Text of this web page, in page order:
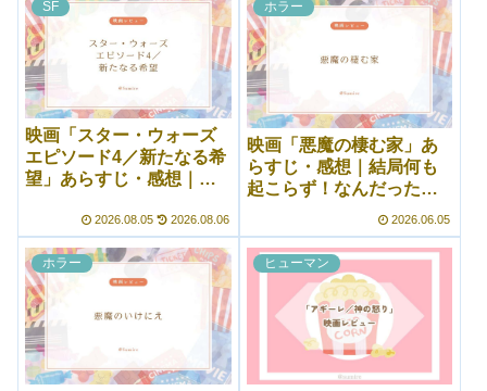
SF
映画「スター・ウォーズ
エピソード4／新たなる希
望」あらすじ・感想｜今
2026.08.05 2026.08.06
ホラー
映画「悪魔の棲む家」あ
らすじ・感想｜結局何も
起こらず！なんだったん
だ？で終わるオカルトホ
ラー
2026.06.05
ホラー ヒューマン